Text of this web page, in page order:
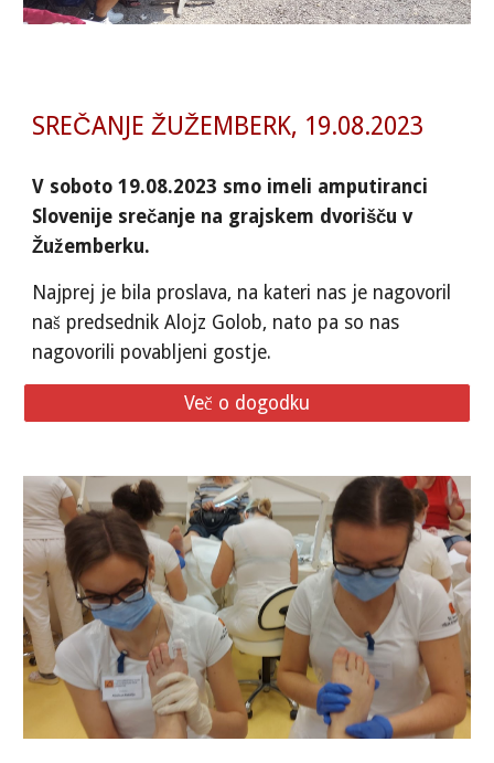
SREČANJE ŽUŽEMBERK, 19.08.2023
V soboto 19.08.2023 smo imeli amputiranci
Slovenije srečanje na grajskem dvorišču v
Žužemberku.
Najprej je bila proslava, na kateri nas je nagovoril
naš predsednik Alojz Golob, nato pa so nas
nagovorili povabljeni gostje.
Več o dogodku